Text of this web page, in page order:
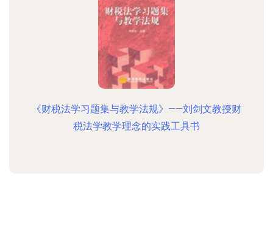
《财税法学习题集与教学法规》——刘剑文教授财
税法学教学理念的实践工具书